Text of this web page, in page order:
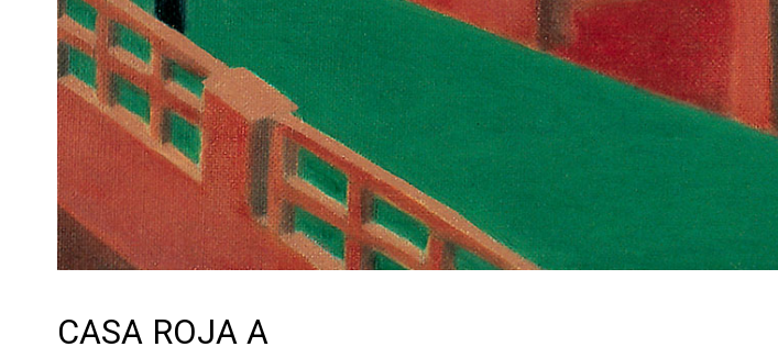
CASA ROJA A